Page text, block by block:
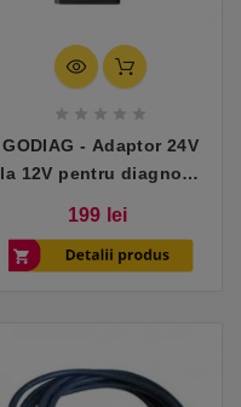
    
GODIAG - Adaptor 24V
la 12V pentru diagnoză
199 lei